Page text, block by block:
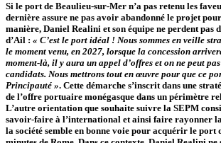
Si le port de Beaulieu-sur-Mer n’a pas retenu les
dernière assure ne pas avoir abandonné le projet
manière, Daniel Realini et son équipe ne perdent pas
d’Ail : « C’est le port idéal ! Nous sommes en veille
le moment venu, en 2027, lorsque la concession
moment-là, il y aura un appel d’offres et on ne peut
candidats. Nous mettrons tout en œuvre pour que ce
Principauté ». Cette démarche s’inscrit dans une
de l’offre portuaire monégasque dans un périmètre
L’autre orientation que souhaite suivre la SEPM
savoir-faire à l’international et ainsi faire rayonner
la société semble en bonne voie pour acquérir le port